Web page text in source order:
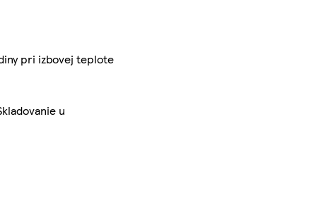
pri izbovej teplote
u